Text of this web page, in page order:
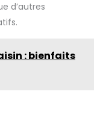
d’autres
: bienfaits